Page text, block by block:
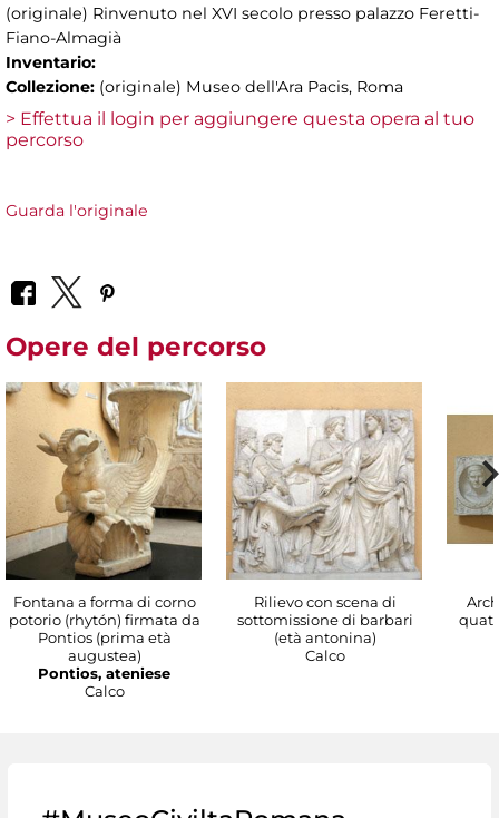
(originale) Rinvenuto nel XVI secolo presso palazzo Feretti-
Fiano-Almagià
Inventario:
Collezione: (originale) Museo dell'Ara Pacis, Roma
> Effettua il login per aggiungere questa opera al tuo
percorso
Guarda l'originale
Opere del percorso
Fontana a forma di corno
potorio (rhytón) firmata da
Pontios (prima età
augustea)
Pontios, ateniese
Calco
Rilievo con scena di
sottomissione di barbari
(età antonina)
Calco